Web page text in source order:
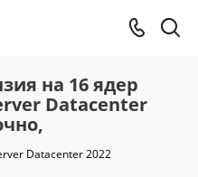
на 16 ядер
Datacenter
Datacenter 2022